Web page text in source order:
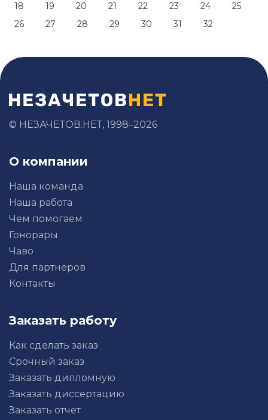
18
19 20 21 22 23 24
25
26
27 28 29 30 31 32
© НЕЗАЧЕТОВ.НЕТ, 1998–2026
О компании
Наша команда
Наша работа
Чем помогаем
Гонорары
Чаво
Для партнеров
Контакты
Заказать работу
Как сделать заказ
Срочный заказ
Заказать дипломную
Заказать диссертацию
Заказать отчет